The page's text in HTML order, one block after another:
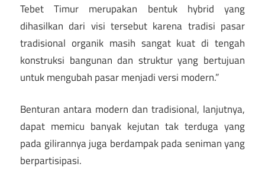
Tebet Timur merupakan bentuk hybrid yang
dihasilkan dari visi tersebut karena tradisi pasar
tradisional organik masih sangat kuat di tengah
konstruksi bangunan dan struktur yang bertujuan
untuk mengubah pasar menjadi versi modern.”
Benturan antara modern dan tradisional, lanjutnya,
dapat memicu banyak kejutan tak terduga yang
pada gilirannya juga berdampak pada seniman yang
berpartisipasi.